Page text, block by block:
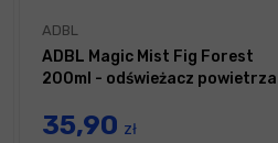
ADBL
ADBL Magic Mist Fig Forest
200ml - odświeżacz powietrza
35,90 zł